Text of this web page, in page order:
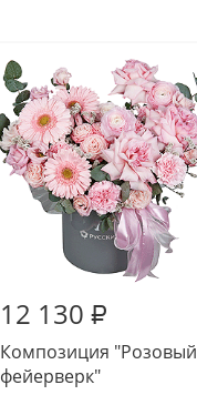
12 130 ₽
Композиция "Розовый
фейерверк"